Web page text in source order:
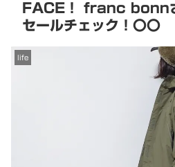
FACE！ franc bonn
セールチェック！〇〇
life